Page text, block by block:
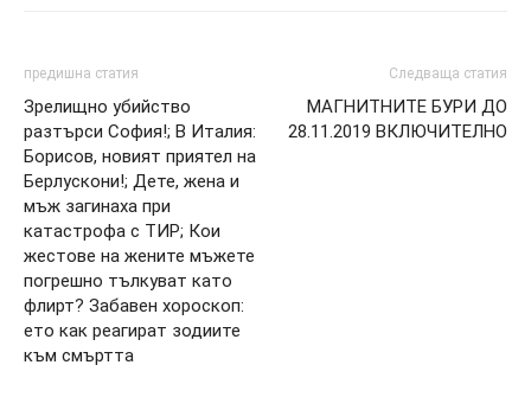
предишна статия
Зрелищно убийство
разтърси София!; В Италия:
Борисов, новият приятел на
Берлускони!; Дете, жена и
мъж загинаха при
катастрофа с ТИР; Кои
жестове на жените мъжете
погрешно тълкуват като
флирт? Забавен хороскоп:
ето как реагират зодиите
към смъртта
Следваща статия
МАГНИТНИТЕ БУРИ ДО
28.11.2019 ВКЛЮЧИТЕЛНО